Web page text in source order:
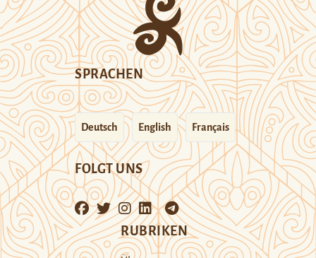
SPRACHEN
Deutsch English Français
FOLGT UNS
RUBRIKEN